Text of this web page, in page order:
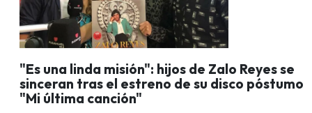
"Es una linda misión": hijos de Zalo Reyes se
sinceran tras el estreno de su disco póstumo
"Mi última canción"